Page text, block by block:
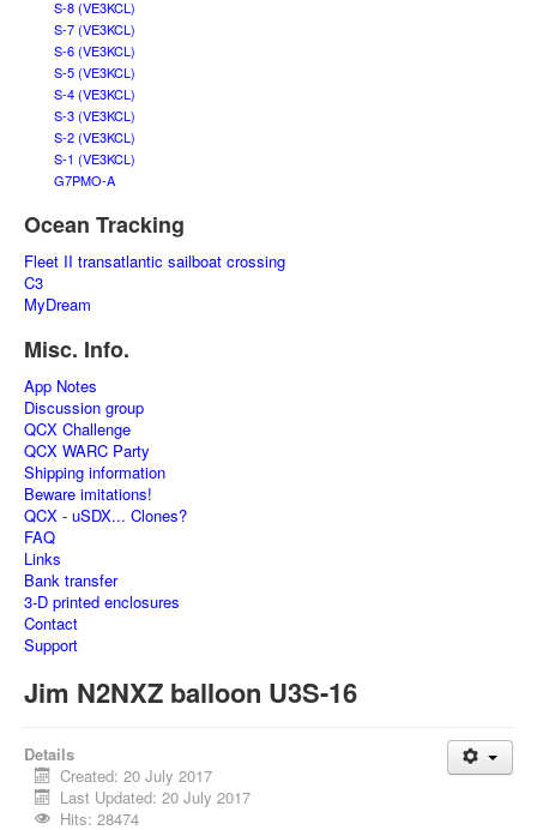
S-8 (VE3KCL)
S-7 (VE3KCL)
S-6 (VE3KCL)
S-5 (VE3KCL)
S-4 (VE3KCL)
S-3 (VE3KCL)
S-2 (VE3KCL)
S-1 (VE3KCL)
G7PMO-A
Ocean Tracking
Fleet II transatlantic sailboat crossing
C3
MyDream
Misc. Info.
App Notes
Discussion group
QCX Challenge
QCX WARC Party
Shipping information
Beware imitations!
QCX - uSDX... Clones?
FAQ
Links
Bank transfer
3-D printed enclosures
Contact
Support
Jim N2NXZ balloon U3S-16
Details
Created: 20 July 2017
Last Updated: 20 July 2017
Hits: 28474